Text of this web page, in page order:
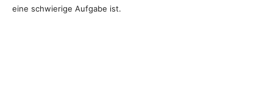
eine schwierige Aufgabe ist.